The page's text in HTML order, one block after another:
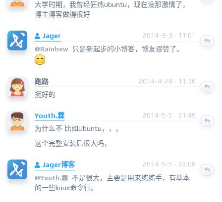
大学时期，我曾经狂热ubuntu，现在没那激情了，
博主博客做得很好
Jager
2014-3-3 · 11:01
@Rainbow 只是新起步的小博客，博友谬赞了。
跑路 2014-4-28 · 11:36
挺好的
Youth.霖 2014-5-5 · 21:49
为什么不 比如Ubuntu，，，
这个完整安装后很大吗，
Jager博客
2014-5-5 · 22:08
@Youth.霖 不是很大，主要是用来练练手，有基本
的一些linux命令行。